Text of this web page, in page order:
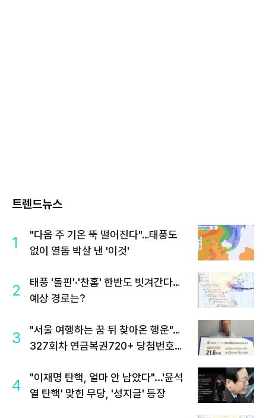
트렌드뉴스
1
"다음 주 기온 뚝 떨어진다"…태풍도
없이 열돔 박살 낸 '이것'
2
태풍 '돌핀'·'찬홈' 한반도 빗겨간다…
예상 경로는?
3
"서울 여행하는 꿈 뒤 찾아온 행운"…
327회차 연금복권720+ 당첨번호조
4
"이재명 탄핵, 얼마 안 남았다"...'윤석
열 탄핵' 맞힌 무당, '성지글' 등장